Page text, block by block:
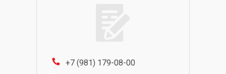
+7 (981) 179-08-00